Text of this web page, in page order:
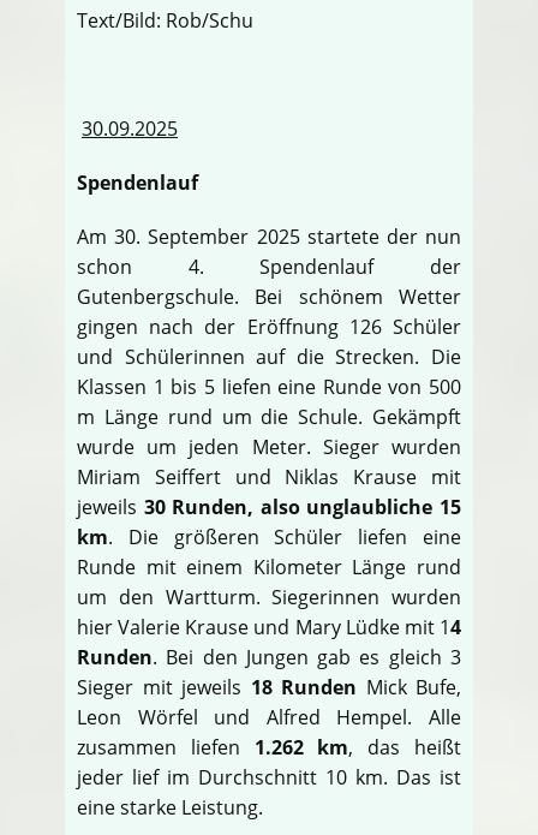
Text/Bild: Rob/Schu
30.09.2025
Spendenlauf
Am 30. September 2025 startete der nun
schon 4. Spendenlauf der
Gutenbergschule. Bei schönem Wetter
gingen nach der Eröffnung 126 Schüler
und Schülerinnen auf die Strecken. Die
Klassen 1 bis 5 liefen eine Runde von 500
m Länge rund um die Schule. Gekämpft
wurde um jeden Meter. Sieger wurden
Miriam Seiffert und Niklas Krause mit
jeweils 30 Runden, also unglaubliche 15
km. Die größeren Schüler liefen eine
Runde mit einem Kilometer Länge rund
um den Wartturm. Siegerinnen wurden
hier Valerie Krause und Mary Lüdke mit 14
Runden. Bei den Jungen gab es gleich 3
Sieger mit jeweils 18 Runden Mick Bufe,
Leon Wörfel und Alfred Hempel. Alle
zusammen liefen 1.262 km, das heißt
jeder lief im Durchschnitt 10 km. Das ist
eine starke Leistung.